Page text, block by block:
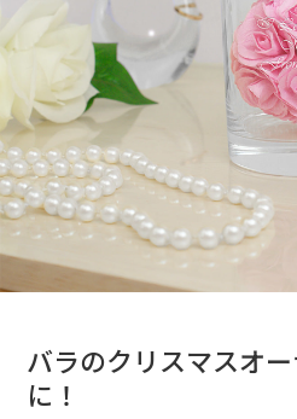
バラのクリスマスオ
に！